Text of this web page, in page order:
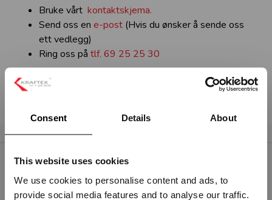
Consent Details About
This website uses cookies
We use cookies to personalise content and ads, to
provide social media features and to analyse our traffic.
Bruke vårt kontaktskjema.
Send oss en e-post (Hvis du ønsker å sende oss
ett vedlegg)
Ring oss på tlf. 69 25 25 30